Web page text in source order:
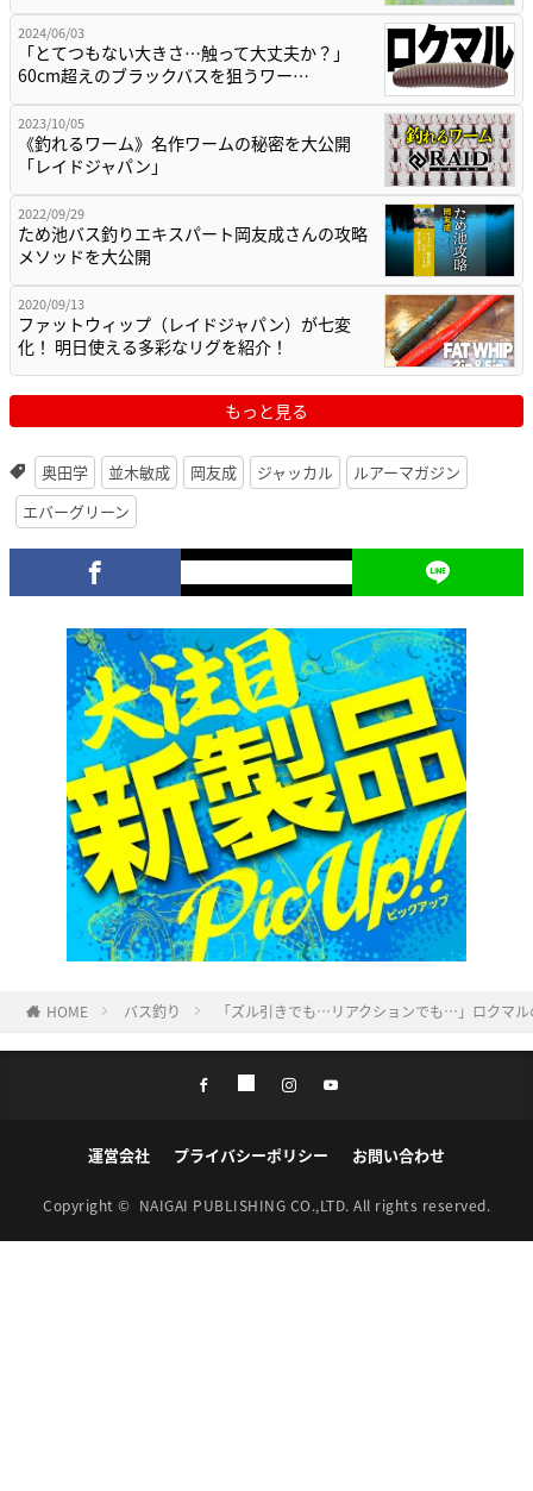
2024/06/03
「とてつもない大きさ…触って大丈夫か？」
60cm超えのブラックバスを狙うワー…
2023/10/05
《釣れるワーム》名作ワームの秘密を大公開
「レイドジャパン」
2022/09/29
ため池バス釣りエキスパート岡友成さんの攻略
メソッドを大公開
2020/09/13
ファットウィップ（レイドジャパン）が七変
化！ 明日使える多彩なリグを紹介！
もっと見る
奥田学 並木敏成 岡友成 ジャッカル
ルアーマガジン
エバーグリーン
HOME バス釣り 「ズル引きでも…リアクションでも…」ロクマ
運営会社 プライバシーポリシー お問い合わせ
Copyright © NAIGAI PUBLISHING CO.,LTD. All rights reserved.